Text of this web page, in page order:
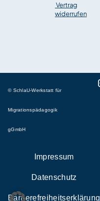
Vertrag
widerrufen
© SchlaU-Werkstatt für
Migrationspädagogik
gGmbH
Impressum
Datenschutz
Barrierefreiheitserklärung